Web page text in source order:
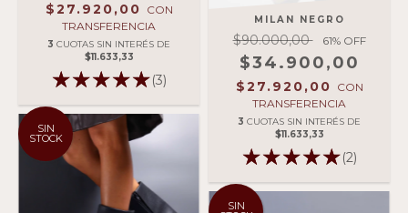
$27.920,00 CON
TRANSFERENCIA
3 CUOTAS SIN INTERÉS DE
$11.633,33
(3)
MILAN NEGRO
$90.000,00 61% OFF
$34.900,00
$27.920,00 CON
TRANSFERENCIA
3 CUOTAS SIN INTERÉS DE
$11.633,33
(2)
SIN
STOCK
SIN